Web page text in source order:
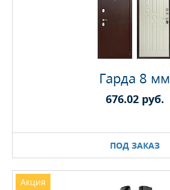
Гарда 8 мм
ПОД ЗАКАЗ
676.02 руб.
Акция